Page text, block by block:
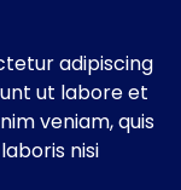
adipiscing
ut labore et
veniam, quis
nisi